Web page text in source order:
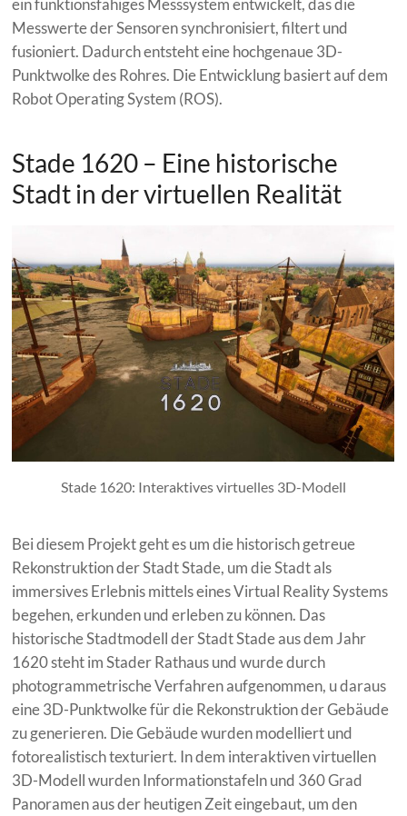
ein funktionsfähiges Messsystem entwickelt, das die
Messwerte der Sensoren synchronisiert, filtert und
fusioniert. Dadurch entsteht eine hochgenaue 3D-
Punktwolke des Rohres. Die Entwicklung basiert auf dem
Robot Operating System (ROS).
Stade 1620 – Eine historische
Stadt in der virtuellen Realität
Stade 1620: Interaktives virtuelles 3D-Modell
Bei diesem Projekt geht es um die historisch getreue
Rekonstruktion der Stadt Stade, um die Stadt als
immersives Erlebnis mittels eines Virtual Reality Systems
begehen, erkunden und erleben zu können. Das
historische Stadtmodell der Stadt Stade aus dem Jahr
1620 steht im Stader Rathaus und wurde durch
photogrammetrische Verfahren aufgenommen, u daraus
eine 3D-Punktwolke für die Rekonstruktion der Gebäude
zu generieren. Die Gebäude wurden modelliert und
fotorealistisch texturiert. In dem interaktiven virtuellen
3D-Modell wurden Informationstafeln und 360 Grad
Panoramen aus der heutigen Zeit eingebaut, um den